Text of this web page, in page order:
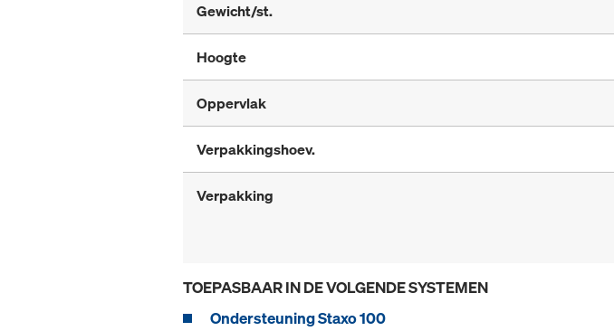
Gewicht/st.
Hoogte
Oppervlak
Verpakkingshoev.
Verpakking
TOEPASBAAR IN DE VOLGENDE SYSTEMEN
Ondersteuning Staxo 100